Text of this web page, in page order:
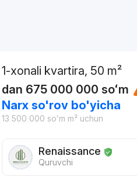
1-xonali kvartira, 50 m²
dan 675 000 000 soʻm
Narx so'rov bo'yicha
13 500 000 soʻm m² uchun
Renaissance
Quruvchi